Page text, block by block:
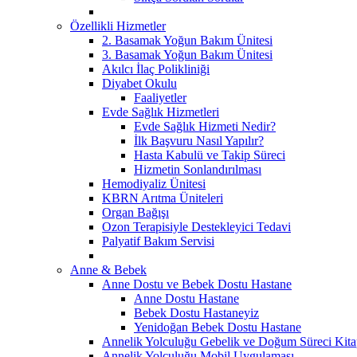
Özellikli Hizmetler
2. Basamak Yoğun Bakım Ünitesi
3. Basamak Yoğun Bakım Ünitesi
Akılcı İlaç Polikliniği
Diyabet Okulu
Faaliyetler
Evde Sağlık Hizmetleri
Evde Sağlık Hizmeti Nedir?
İlk Başvuru Nasıl Yapılır?
Hasta Kabulü ve Takip Süreci
Hizmetin Sonlandırılması
Hemodiyaliz Ünitesi
KBRN Arıtma Üniteleri
Organ Bağışı
Ozon Terapisiyle Destekleyici Tedavi
Palyatif Bakım Servisi
Anne & Bebek
Anne Dostu ve Bebek Dostu Hastane
Anne Dostu Hastane
Bebek Dostu Hastaneyiz
Yenidoğan Bebek Dostu Hastane
Annelik Yolculuğu Gebelik ve Doğum Süreci